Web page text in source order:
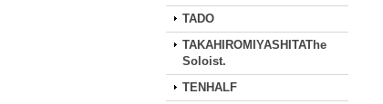
TADO
TAKAHIROMIYASHITAThe
Soloist.
TENHALF